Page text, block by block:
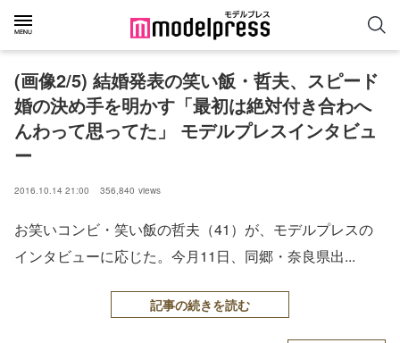
(画像2/5) 結婚発表の笑い飯・哲夫、スピード
婚の決め手を明かす「最初は絶対付き合わへ
んわって思ってた」 モデルプレスインタビュ
ー
2016.10.14 21:00 356,840 views
お笑いコンビ・笑い飯の哲夫（41）が、モデルプレスの
インタビューに応じた。今月11日、同郷・奈良県出...
記事の続きを読む